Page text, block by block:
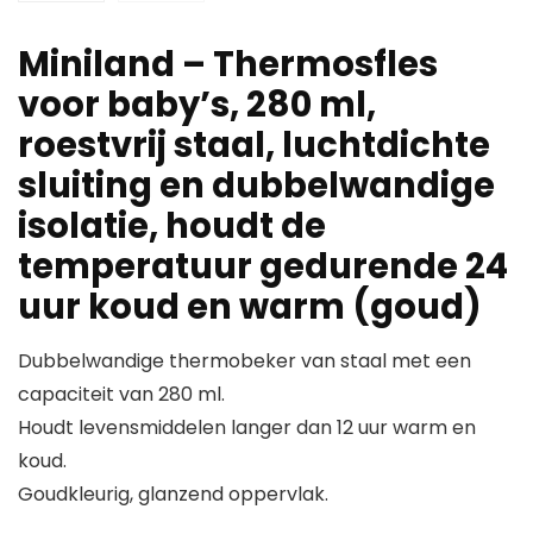
Miniland – Thermosfles
voor baby’s, 280 ml,
roestvrij staal, luchtdichte
sluiting en dubbelwandige
isolatie, houdt de
temperatuur gedurende 24
uur koud en warm (goud)
Dubbelwandige thermobeker van staal met een
capaciteit van 280 ml.
Houdt levensmiddelen langer dan 12 uur warm en
koud.
Goudkleurig, glanzend oppervlak.